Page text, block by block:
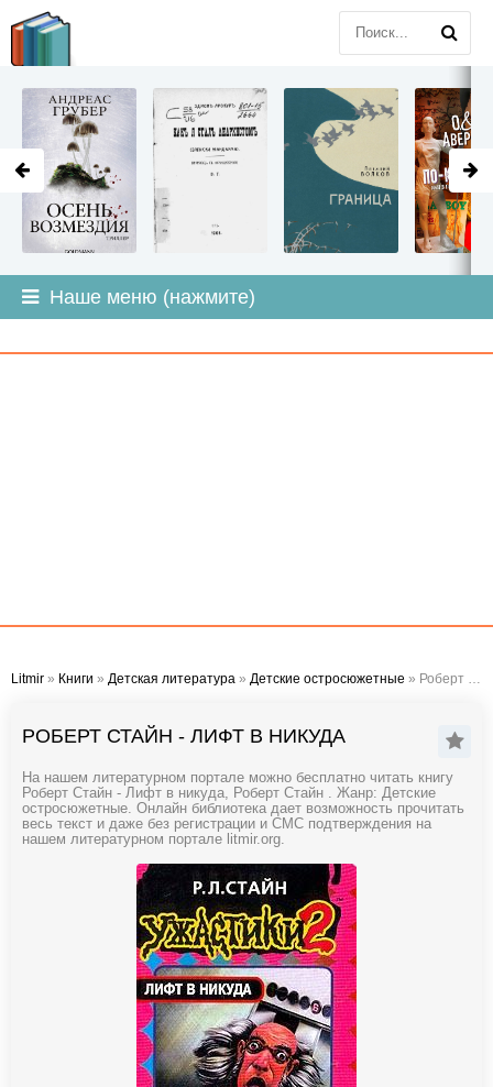
Наше меню (нажмите)
Litmir » Книги » Детская литература » Детские остросюжетные » Роберт Стайн - Лифт в никуда
РОБЕРТ СТАЙН - ЛИФТ В НИКУДА
На нашем литературном портале можно бесплатно читать книгу
Роберт Стайн - Лифт в никуда, Роберт Стайн . Жанр: Детские
остросюжетные. Онлайн библиотека дает возможность прочитать
весь текст и даже без регистрации и СМС подтверждения на
нашем литературном портале litmir.org.
LITMIR.ORG